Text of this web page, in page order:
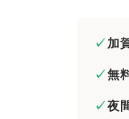
加
無
夜